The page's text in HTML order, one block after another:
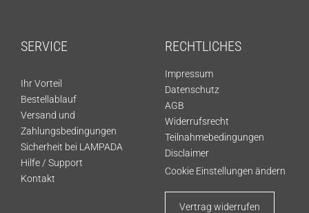
SERVICE
Ihr Vorteil
Bestellablauf
Versand und
Zahlungsbedingungen
Sicherheit bei LAMPADA
Hilfe / Support
Kontakt
RECHTLICHES
Impressum
Datenschutz
AGB
Widerrufsrecht
Teilnahmebedingungen
Disclaimer
Cookie Einstellungen ändern
Vertrag widerrufen